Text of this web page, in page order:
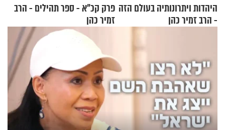
היהדות ויתרונותיה בעולם הזה
- הרב זמיר כהן
פרק קכ"א - ספר תהילים - הרב
זמיר כהן